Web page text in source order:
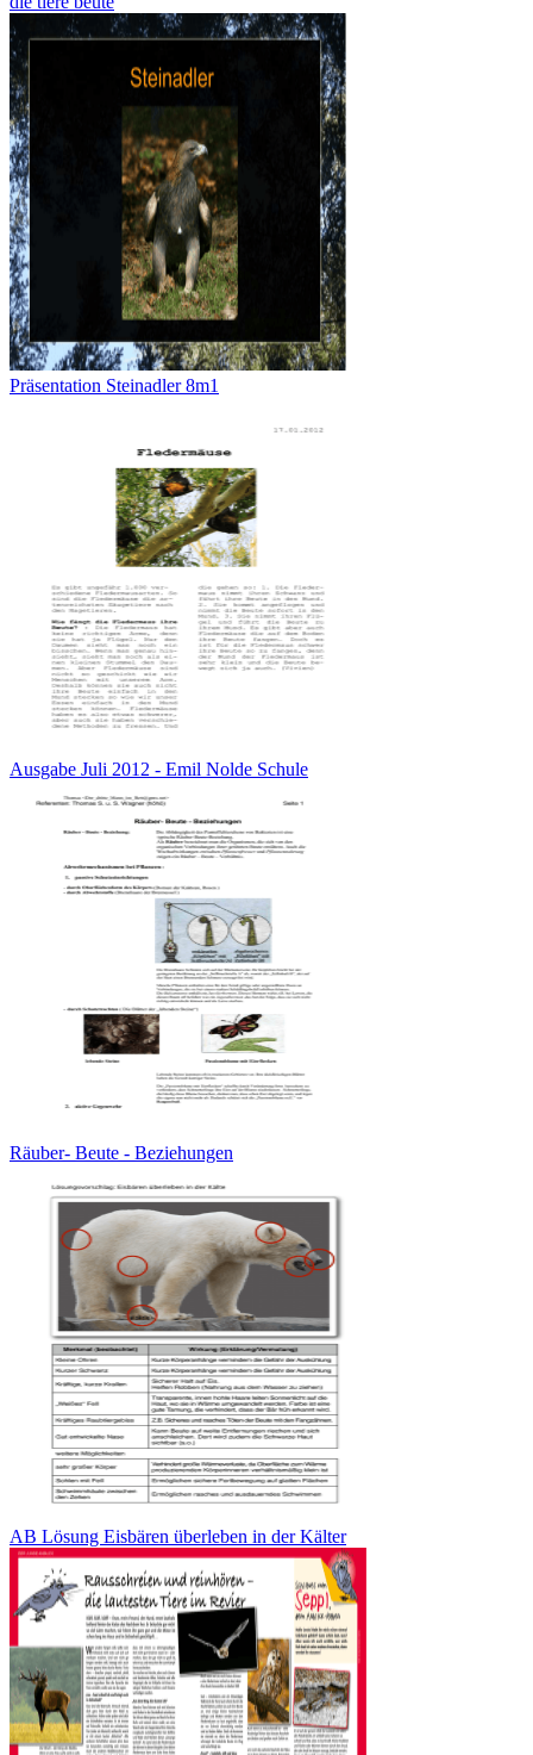
Präsentation Steinadler 8m1
Ausgabe Juli 2012 - Emil Nolde Schule
Räuber- Beute - Beziehungen
AB Lösung Eisbären überleben in der Kälter